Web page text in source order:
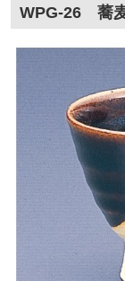
WPG-26 蕎